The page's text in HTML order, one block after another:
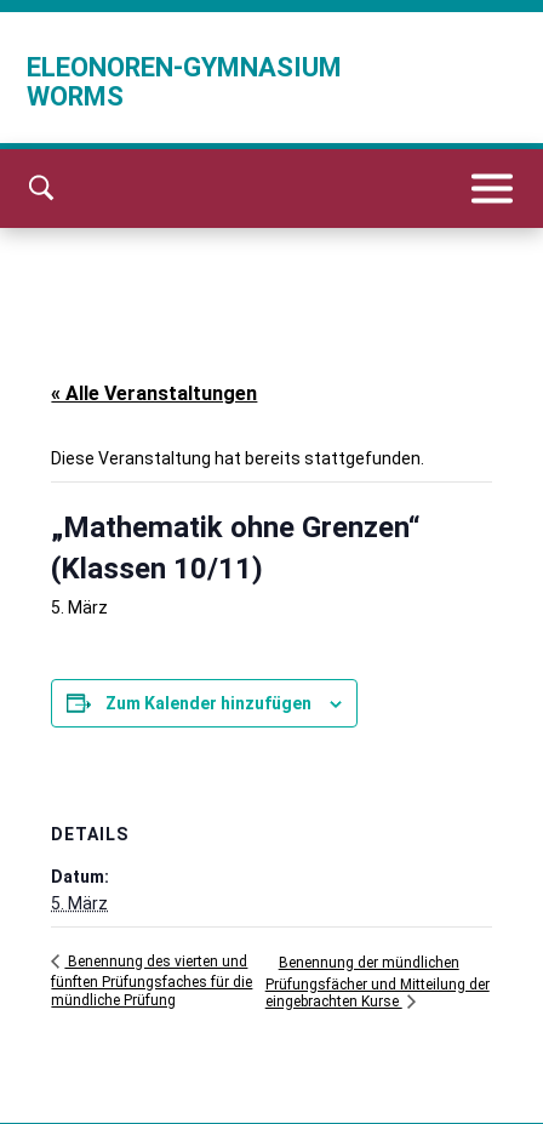
ELEONOREN-GYMNASIUM
WORMS
« Alle Veranstaltungen
Diese Veranstaltung hat bereits stattgefunden.
„Mathematik ohne Grenzen“
(Klassen 10/11)
5. März
Zum Kalender hinzufügen
DETAILS
Datum:
5. März
Benennung des vierten und
fünften Prüfungsfaches für die
mündliche Prüfung
Benennung der mündlichen
Prüfungsfächer und Mitteilung der
eingebrachten Kurse